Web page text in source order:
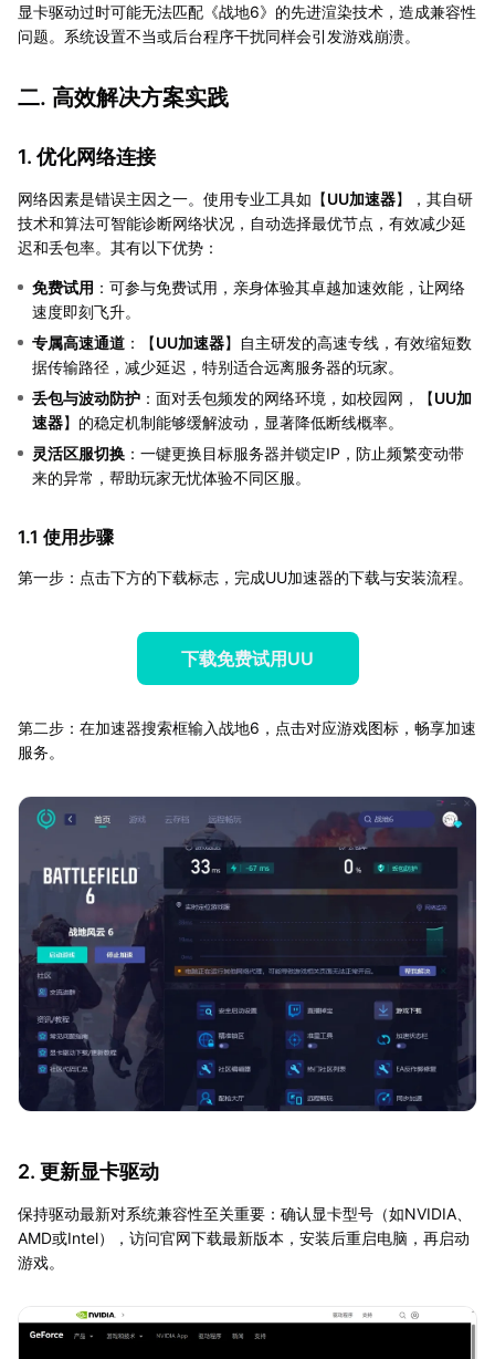
显卡驱动过时可能无法匹配《战地6》的先进渲染技术，造成兼容性
问题。系统设置不当或后台程序干扰同样会引发游戏崩溃。
二. 高效解决方案实践
1. 优化网络连接
网络因素是错误主因之一。使用专业工具如【UU加速器】，其自研
技术和算法可智能诊断网络状况，自动选择最优节点，有效减少延
迟和丢包率。其有以下优势：
免费试用 ：可参与免费试用，亲身体验其卓越加速效能，让网络
速度即刻飞升。
专属高速通道 ：【UU加速器】自主研发的高速专线，有效缩短数
据传输路径，减少延迟，特别适合远离服务器的玩家。
丢包与波动防护 ：面对丢包频发的网络环境，如校园网，【UU加
速器】的稳定机制能够缓解波动，显著降低断线概率。
灵活区服切换 ：一键更换目标服务器并锁定IP，防止频繁变动带
来的异常，帮助玩家无忧体验不同区服。
1.1 使用步骤
第一步：点击下方的下载标志，完成UU加速器的下载与安装流程。
下载免费试用UU
第二步：在加速器搜索框输入战地6，点击对应游戏图标，畅享加速
服务。
2. 更新显卡驱动
保持驱动最新对系统兼容性至关重要：确认显卡型号（如NVIDIA、
AMD或Intel），访问官网下载最新版本，安装后重启电脑，再启动
游戏。